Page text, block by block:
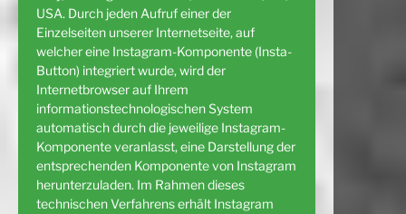
USA. Durch jeden Aufruf einer der
Einzelseiten unserer Internetseite, auf
welcher eine Instagram-Komponente (Insta-
Button) integriert wurde, wird der
Internetbrowser auf Ihrem
informationstechnologischen System
automatisch durch die jeweilige Instagram-
Komponente veranlasst, eine Darstellung der
entsprechenden Komponente von Instagram
herunterzuladen. Im Rahmen dieses
technischen Verfahrens erhält Instagram